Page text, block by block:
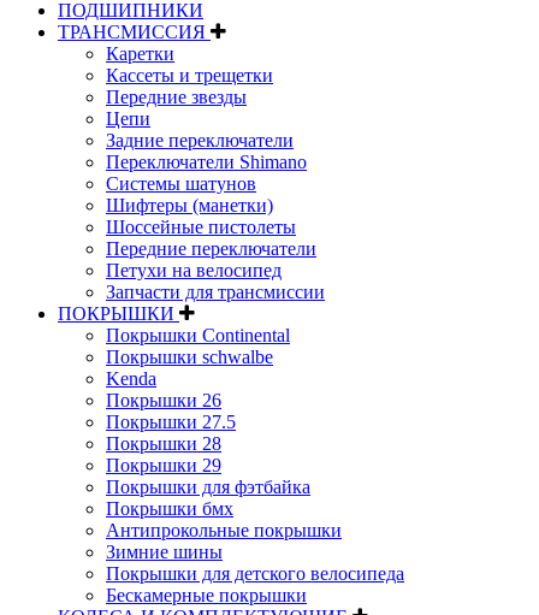
ПОДШИПНИКИ
ТРАНСМИССИЯ
Каретки
Кассеты и трещетки
Передние звезды
Цепи
Задние переключатели
Переключатели Shimano
Системы шатунов
Шифтеры (манетки)
Шоссейные пистолеты
Передние переключатели
Петухи на велосипед
Запчасти для трансмиссии
ПОКРЫШКИ
Покрышки Continental
Покрышки schwalbe
Kenda
Покрышки 26
Покрышки 27.5
Покрышки 28
Покрышки 29
Покрышки для фэтбайка
Покрышки бмх
Антипрокольные покрышки
Зимние шины
Покрышки для детского велосипеда
Бескамерные покрышки